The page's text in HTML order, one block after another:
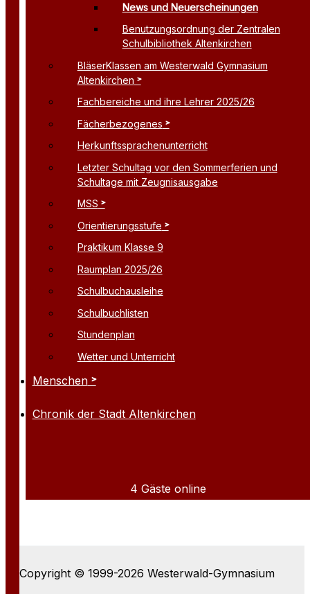
News und Neuerscheinungen
Benutzungsordnung der Zentralen
Schulbibliothek Altenkirchen
BläserKlassen am Westerwald Gymnasium
Altenkirchen
Fachbereiche und ihre Lehrer 2025/26
Fächerbezogenes
Herkunftssprachenunterricht
Letzter Schultag vor den Sommerferien und
Schultage mit Zeugnisausgabe
MSS
Orientierungsstufe
Praktikum Klasse 9
Raumplan 2025/26
Schulbuchausleihe
Schulbuchlisten
Stundenplan
Wetter und Unterricht
Menschen
Chronik der Stadt Altenkirchen
4 Gäste online
Copyright © 1999-2026 Westerwald-Gymnasium